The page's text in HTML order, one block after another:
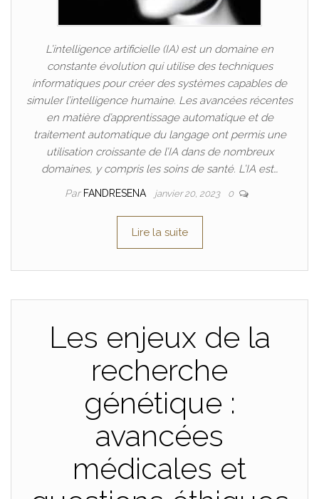
L’intelligence artificielle (IA) est un domaine en
constante évolution qui utilise des techniques
informatiques pour créer des systèmes capables de
simuler l’intelligence humaine. Les avancées récentes
en matière d’apprentissage automatique et de
traitement automatique du langage ont permis une
utilisation croissante de l’IA dans de nombreux
domaines, y compris les soins de santé. L’IA est…
Par FANDRESENA janvier 20, 2023 0
Lire la suite
Les enjeux de la
recherche
génétique :
avancées
médicales et